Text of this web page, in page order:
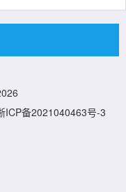
ICP备2021040463号-3